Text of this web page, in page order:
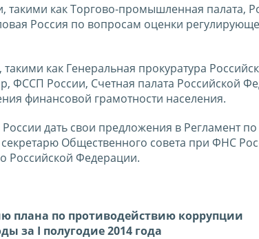
как Торгово-промышленная палата,
Россия по вопросам оценки
как Генеральная прокуратура
России, Счетная палата Российской
финансовой грамотности населения.
дать свои предложения в Регламент по
Общественного совета при ФНС
Российской Федерации.
плана по противодействию коррупции
за I полугодие 2014 года